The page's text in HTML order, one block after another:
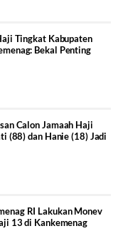
Tingkat Kabupaten
Bekal Penting
Calon Jamaah Haji
(88) dan Hanie (18) Jadi
RI Lakukan Monev
13 di Kankemenag